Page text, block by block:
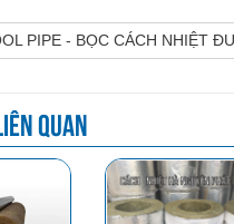
PIPE - BỌC CÁCH NHIỆT
quan